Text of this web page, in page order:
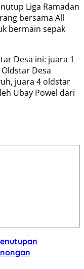
Liga Ramadan
bersama All
bermain sepak
Desa ini: juara 1
Desa
juara 4 oldstar
Ubay Powel dari